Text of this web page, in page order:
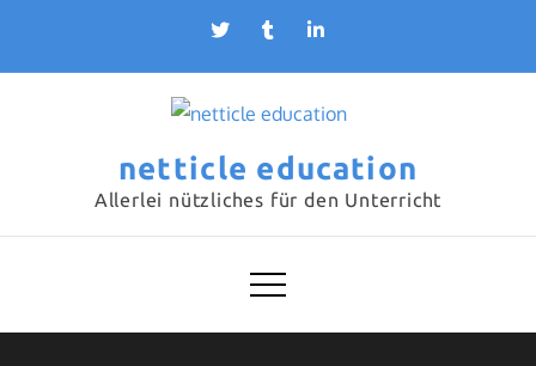
netticle education
Allerlei nützliches für den Unterricht